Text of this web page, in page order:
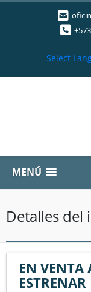
Select
MENÚ
Detalles del
EN VENTA